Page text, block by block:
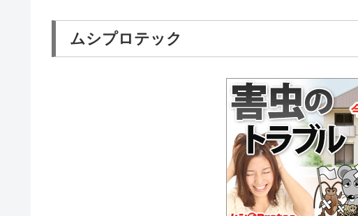
ムシプロテック